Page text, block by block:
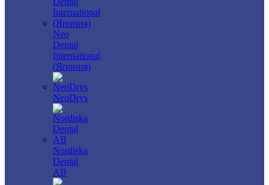
Neo
Dental
International
(Япония)
NeoDrys
Nordiska
Dental
AB